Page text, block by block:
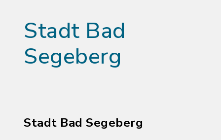
Stadt Bad
Segeberg
Stadt Bad Segeberg